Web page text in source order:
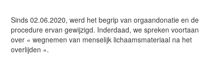
Sinds 02.06.2020, werd het begrip van orgaandonatie en de
procedure ervan gewijzigd. Inderdaad, we spreken voortaan
over « wegnemen van menselijk lichaamsmateriaal na het
overlijden ».